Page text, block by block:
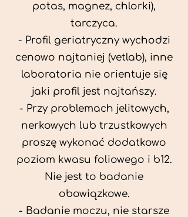
potas, magnez, chlorki),
tarczyca.
- Profil geriatryczny wychodzi
cenowo najtaniej (vetlab), inne
laboratoria nie orientuje się
jaki profil jest najtańszy.
- Przy problemach jelitowych,
nerkowych lub trzustkowych
proszę wykonać dodatkowo
poziom kwasu foliowego i b12.
Nie jest to badanie
obowiązkowe.
- Badanie moczu, nie starsze